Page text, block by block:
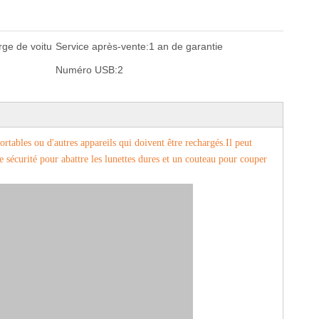
de voitu Service après-vente:1 an de garantie
Numéro USB:2
ou d'autres appareils qui doivent être rechargés.Il peut
pour abattre les lunettes dures et un couteau pour couper